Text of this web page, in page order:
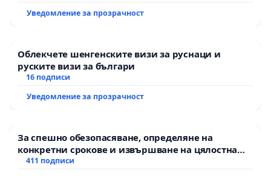
Уведомление за прозрачност
Облекчете шенгенските визи за руснаци и
руските визи за българи
16 подписи
Уведомление за прозрачност
За спешно обезопасяване, определяне на
конкретни срокове и извършване на цялостна
рехабилитация на републиканския път между
411 подписи